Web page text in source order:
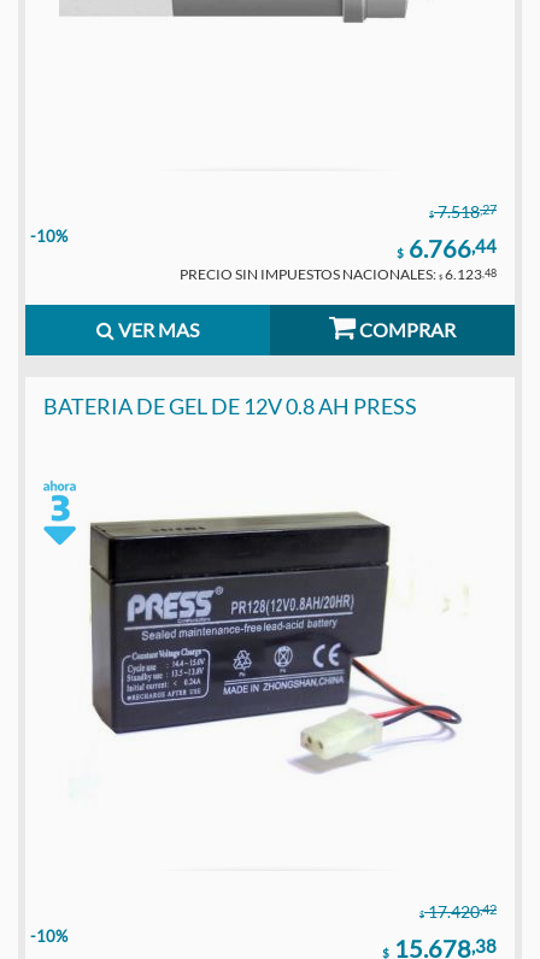
$ 7.518,27
-10%
$ 6.766,44
PRECIO SIN IMPUESTOS NACIONALES: $ 6.123,48
VER MAS COMPRAR
BATERIA DE GEL DE 12V 0.8 AH PRESS
$ 17.420,42
-10%
$ 15.678,38